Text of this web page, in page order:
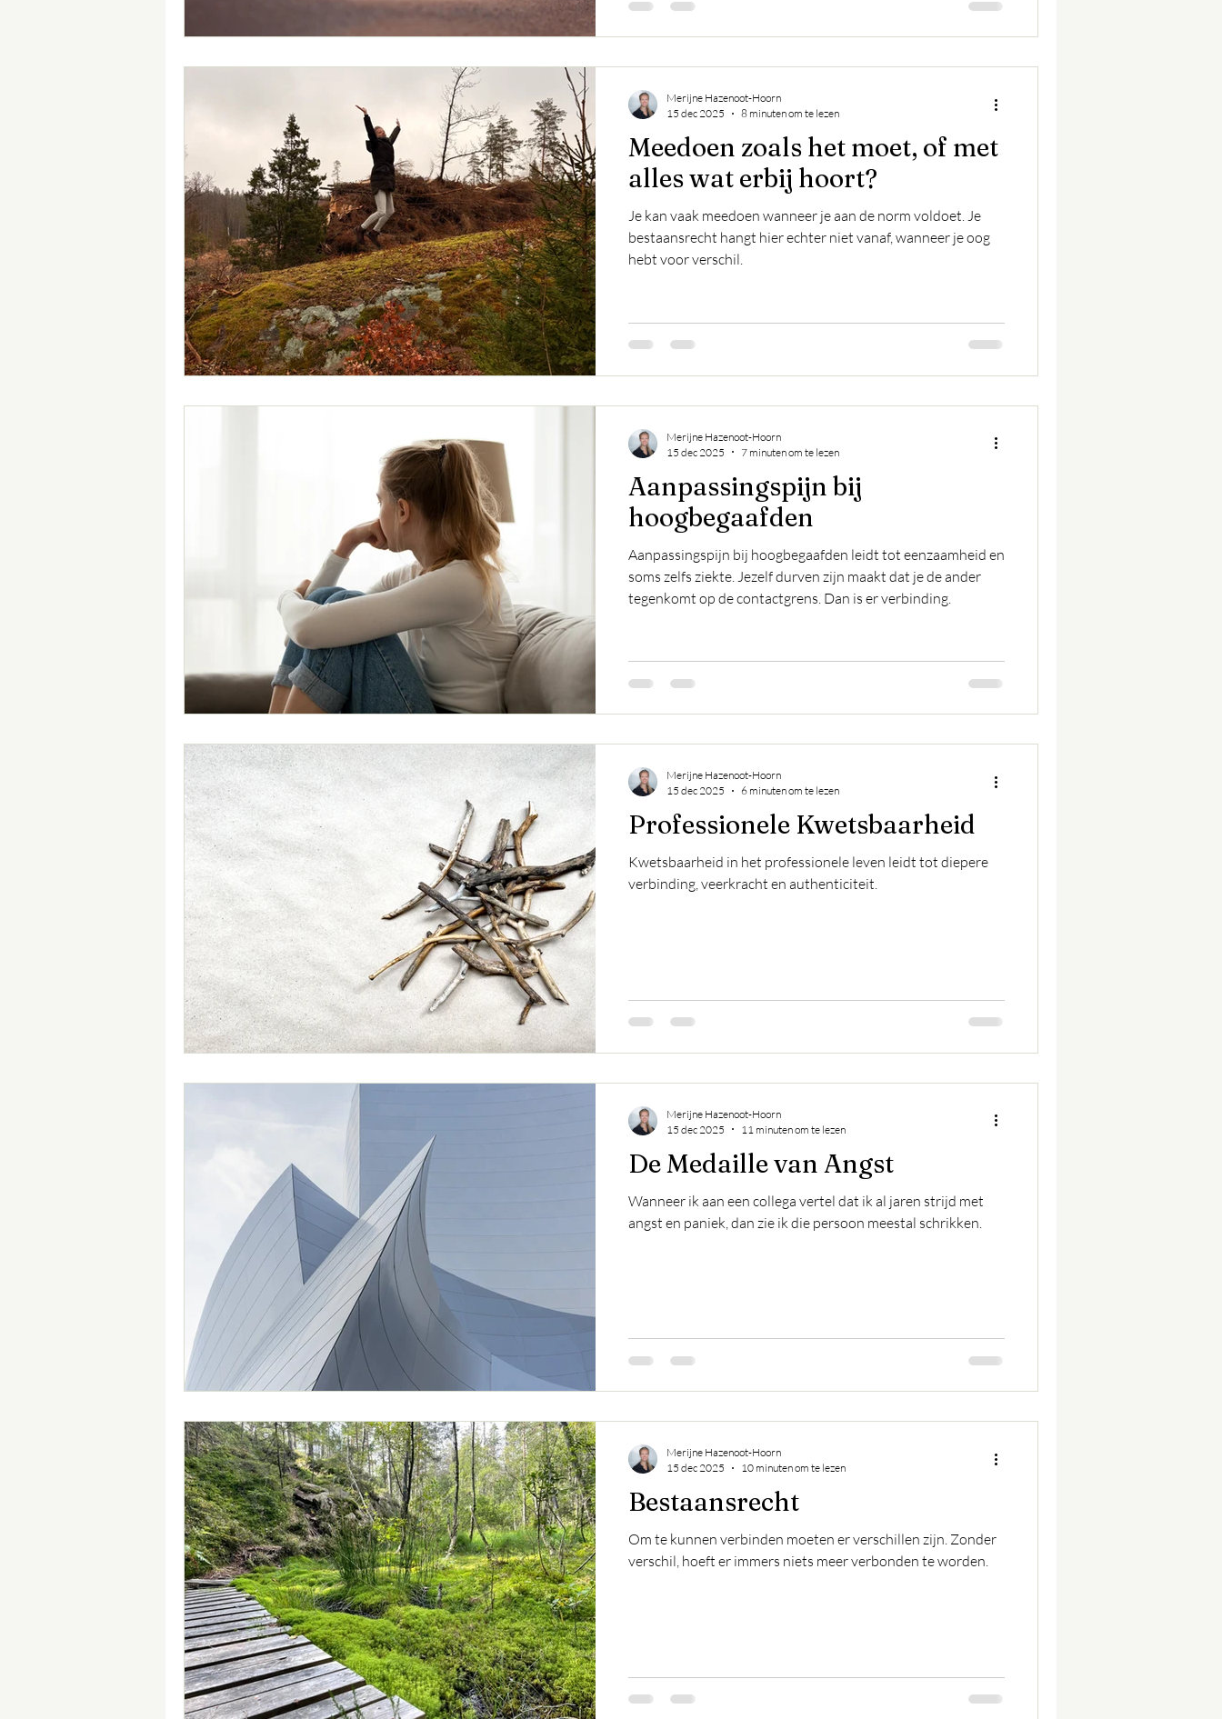
Meedoen zoals het moet, of met
alles wat erbij hoort?
Je kan vaak meedoen wanneer je aan de norm voldoet. Je
bestaansrecht hangt hier echter niet vanaf, wanneer je oog
hebt voor verschil.
Merijne Hazenoot-Hoorn
15 dec 2025
8 minuten om te lezen
Aanpassingspijn bij
hoogbegaafden
Aanpassingspijn bij hoogbegaafden leidt tot eenzaamheid en
soms zelfs ziekte. Jezelf durven zijn maakt dat je de ander
tegenkomt op de contactgrens. Dan is er verbinding.
Merijne Hazenoot-Hoorn
15 dec 2025
7 minuten om te lezen
Professionele Kwetsbaarheid
Kwetsbaarheid in het professionele leven leidt tot diepere
verbinding, veerkracht en authenticiteit.
Merijne Hazenoot-Hoorn
15 dec 2025
6 minuten om te lezen
De Medaille van Angst
Wanneer ik aan een collega vertel dat ik al jaren strijd met
angst en paniek, dan zie ik die persoon meestal schrikken.
Merijne Hazenoot-Hoorn
15 dec 2025
11 minuten om te lezen
Bestaansrecht
Om te kunnen verbinden moeten er verschillen zijn. Zonder
verschil, hoeft er immers niets meer verbonden te worden.
Merijne Hazenoot-Hoorn
15 dec 2025
10 minuten om te lezen